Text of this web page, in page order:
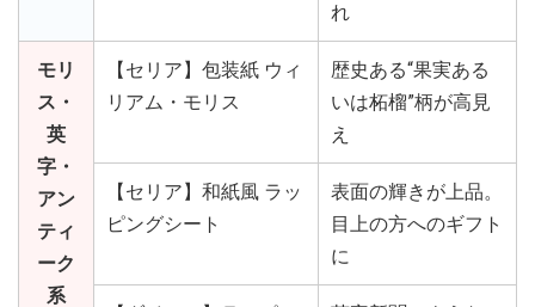
れ
モリ
ス・
英
字・
アン
ティ
ーク
系
【セリア】包装紙 ウィ
リアム・モリス
歴史ある“果実ある
いは柘榴”柄が高見
え
【セリア】和紙風 ラッ
ピングシート
表面の輝きが上品。
目上の方へのギフト
に